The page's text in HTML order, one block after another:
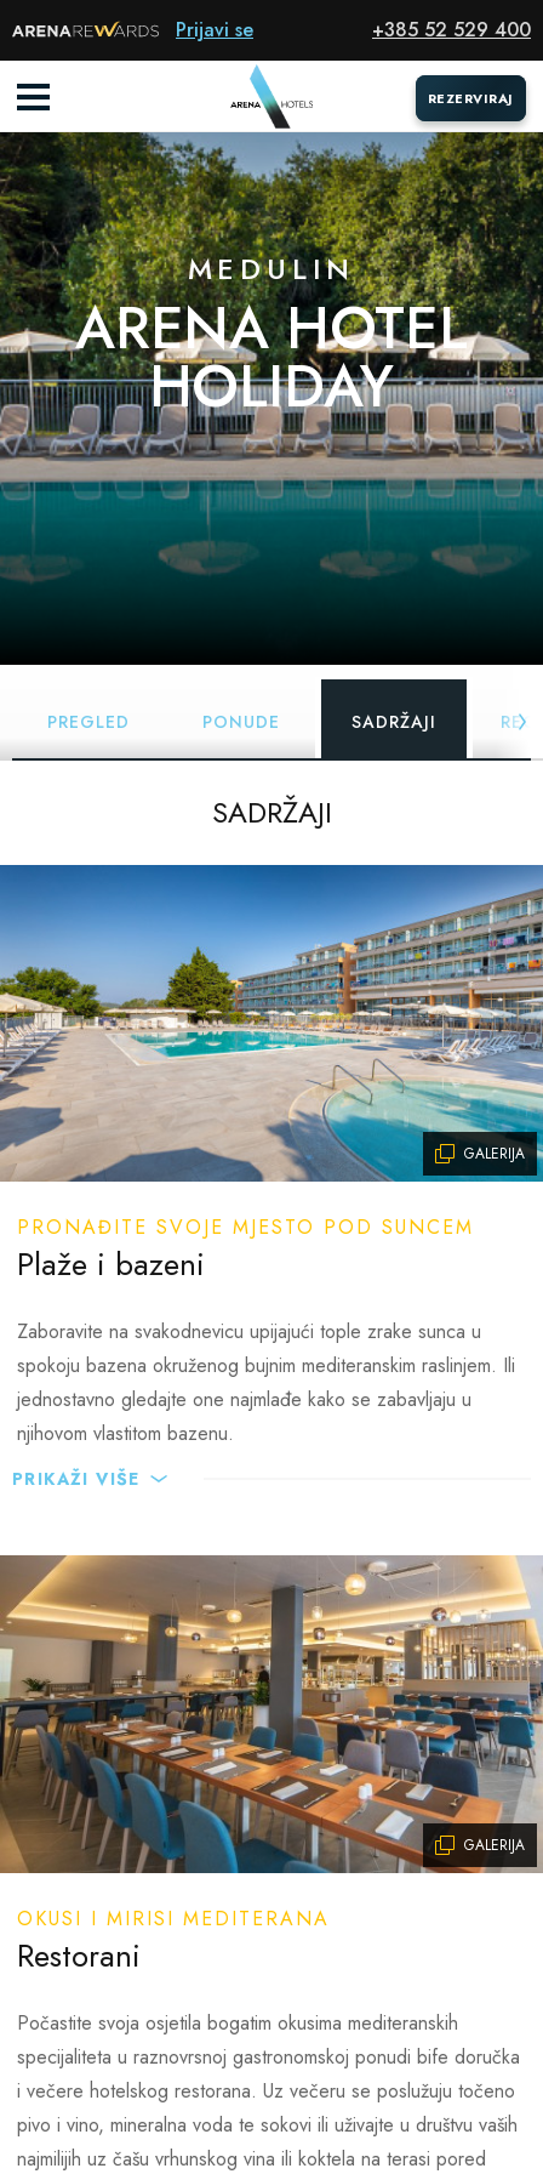
Prijavi se +385 52 529 400
REZERVIRAJ
REZERVIRAJ
MEDULIN
ARENA HOTEL
HOLIDAY
PREGLED PONUDE SADRŽAJI
SADRŽAJI
GALERIJA
PRONAĐITE SVOJE MJESTO POD SUNCEM
Plaže i bazeni
Zaboravite na svakodnevicu upijajući tople zrake sunca u
spokoju bazena okruženog bujnim mediteranskim raslinjem. Ili
jednostavno gledajte one najmlađe kako se zabavljaju u
njihovom vlastitom bazenu.
plaža u okolici – Bijeca, a hladovina borove šumice idealna je
za popodnevno opuštanje.
Plaže:
Kamenita i popločana plaža svega 100 metara od hotela
Pješčana plaža Bijeca svega 200 metara od hotela (jedina
pješčana plaža u okolici)
Iznajmljivanje ležaljki i suncobrana (uz doplatu)
Kabine za presvlačenje
Spasioci na plaži
Veličina: 13,65 x 16 m
Dubina: 120 – 130 cm
Bazen s morskom vodom
Ležaljke i suncobrani na bazenu
PRIKAŽI VIŠE
GALERIJA
E-mail:luka@niva.sh
OKUSI I MIRISI MEDITERANA
Restorani
Počastite svoja osjetila bogatim okusima mediteranskih
specijaliteta u raznovrsnoj gastronomskoj ponudi bife doručka
i večere hotelskog restorana. Uz večeru se poslužuju točeno
pivo i vino, mineralna voda te sokovi ili uživajte u društvu vaših
najmilijih uz čašu vrhunskog vina ili koktela na terasi pored